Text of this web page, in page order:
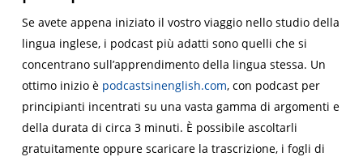
Se avete appena iniziato il vostro viaggio nello studio della
lingua inglese, i podcast più adatti sono quelli che si
concentrano sull’apprendimento della lingua stessa. Un
ottimo inizio è podcastsinenglish.com, con podcast per
principianti incentrati su una vasta gamma di argomenti e
della durata di circa 3 minuti. È possibile ascoltarli
gratuitamente oppure scaricare la trascrizione, i fogli di